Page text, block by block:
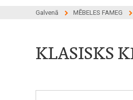
Galvenā MĒBELES FAMEG
KLASISKS